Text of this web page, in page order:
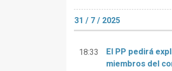
31 / 7 / 2025
18:33
El PP pedirá
miembros del